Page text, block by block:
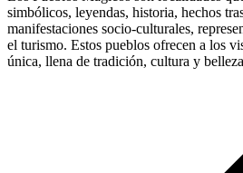
simbólicos, leyendas, historia, hechos
manifestaciones socio-culturales,
el turismo. Estos pueblos ofrecen a los
única, llena de tradición, cultura y